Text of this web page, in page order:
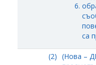
са
(2) (Нова –